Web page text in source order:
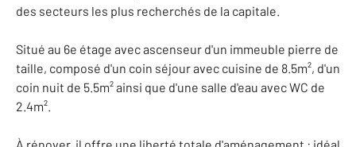
des secteurs les plus recherchés de la capitale.
Situé au 6e étage avec ascenseur d'un immeuble pierre de
taille, composé d'un coin séjour avec cuisine de 8.5m², d'un
coin nuit de 5.5m² ainsi que d'une salle d'eau avec WC de
2.4m².